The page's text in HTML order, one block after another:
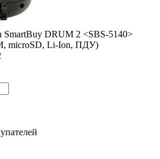
SmartBuy DRUM 2 <SBS-5140>
microSD, Li-Ion, ПДУ)